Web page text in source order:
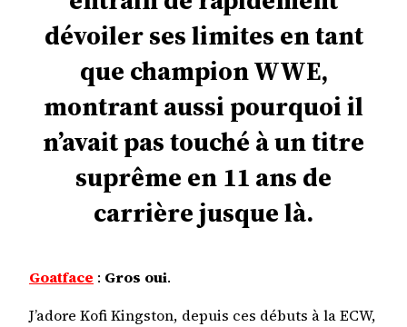
dévoiler ses limites en tant
que champion WWE,
montrant aussi pourquoi il
n’avait pas touché à un titre
suprême en 11 ans de
carrière jusque là.
Goatface : Gros oui.
J’adore Kofi Kingston, depuis ces débuts à la ECW,